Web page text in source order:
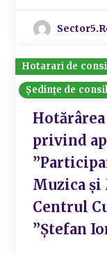
Hotarari de
Ședințe de
Hotărârea
privind
Muzica și
Centrul
”Ștefan